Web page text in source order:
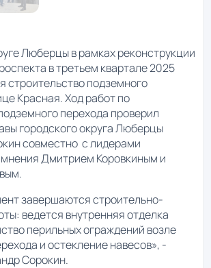
Люберцы в рамках реконструкции
в третьем квартале 2025
строительство подземного
Красная. Ход работ по
перехода проверил
городского округа Люберцы
совместно с лидерами
Дмитрием Коровкиным и
завершаются строительно-
ведется внутренняя отделка
перильных ограждений возле
и остекление навесов», -
Сорокин.